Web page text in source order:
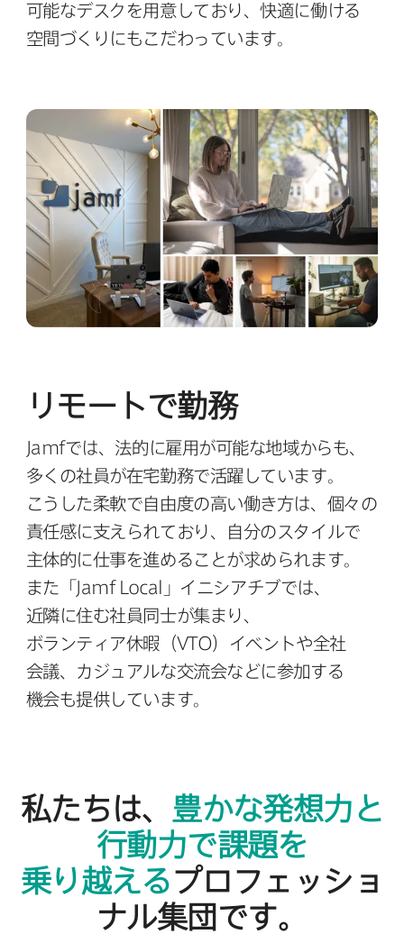
可能な​デスクを​用意しており、​快適に​働ける​
空間づくりにも​こだわっています。
リモートで​勤務
Jamfでは、​法的に​雇用が​可能な​地域からも、​
多くの​社員が​在宅勤務で​活躍しています。​
こうした​柔軟で​自由度の​高い​働き方は、​個々の​
責任感に​支えられており、​自分の​スタイルで​
主体的に​仕事を​進める​ことが​求められます。​
また​「
Jamf Local
」イニシアチブでは、​
近隣に​住む社員同士が​集まり、​
ボランティア休暇​（VTO）​イベントや​全社​
会議、​カジュアルな​交流会などに​参加する​
機会も​提供しています。
私たちは、 豊かな​発想力と​
行動力で​課題を​
乗り越えるプロフェッショ
ナル集団です。